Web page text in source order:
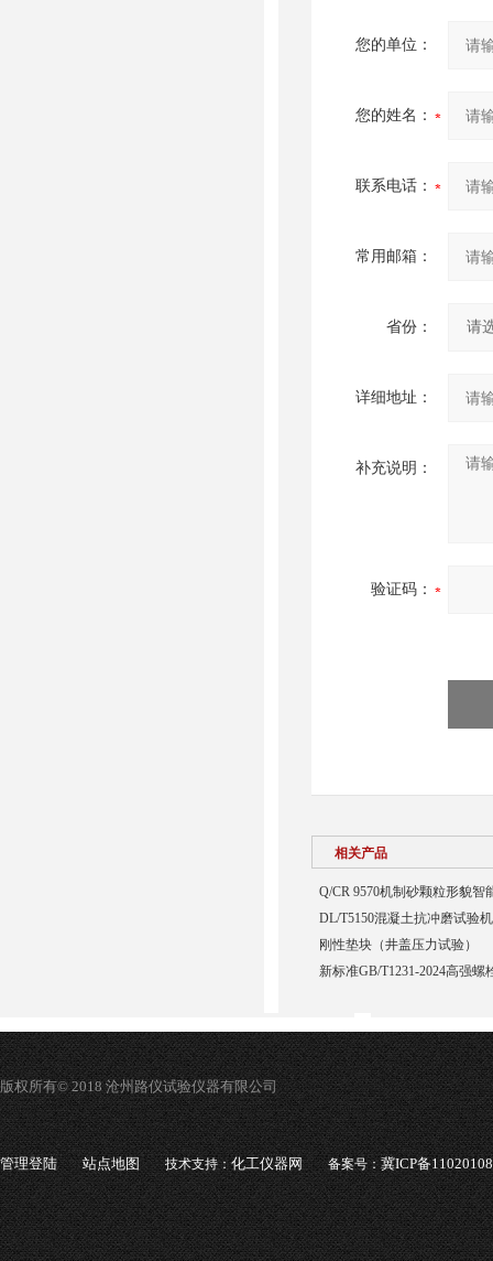
您的单位：
您的姓名：
联系电话：
常用邮箱：
省份：
详细地址：
补充说明：
验证码：
相关产品
Q/CR 9570机制砂颗粒形貌
DL/T5150混凝土抗冲磨试验
刚性垫块（井盖压力试验）
新标准GB/T1231-2024高强螺
版权所有© 2018 沧州路仪试验仪器有限公司
管理登陆 站点地图 技术支持：化工仪器网 备案号：冀ICP备